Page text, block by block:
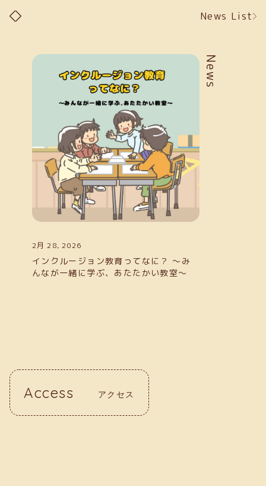
News List
お知らせ
News
2月 28, 2026
インクルージョン教育ってなに？ ～み
んなが一緒に学ぶ、あたたかい教室～
Access アクセス